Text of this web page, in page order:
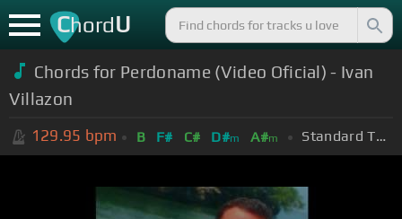
ChordU
Chords for Perdoname (Video Oficial) - Ivan
Villazon
129.95 bpm B F# C# D#m A#m Standard Tuning (EADGBE)